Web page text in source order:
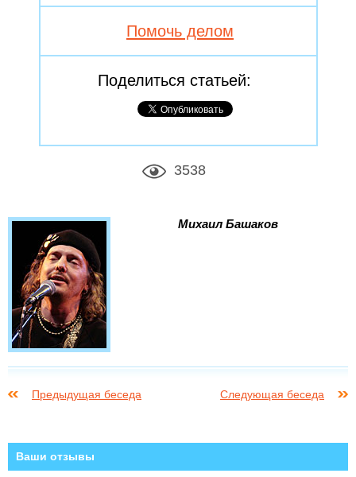
Помочь делом
Поделиться статьей:
3538
Михаил Башаков
Предыдущая беседа Следующая беседа
Ваши отзывы